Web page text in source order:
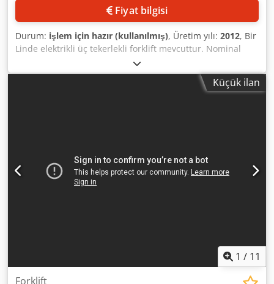
Fiyat bilgisi
Durum: işlem için hazır (kullanılmış), Üretim yılı: 2012, Bir
Linde elektrikli üç tekerlekli forklift mevcuttur. Nominal
kapasite: 1200kg, tahrik tipi: elektrikli, akü gerilimi: 24V,
nominal kapasite: 575Ah-625Ah, kaldırma yüksekliği:
3150mm, serbest kaldırma: 150mm. Boyutlar X/Y/Z:Küçük ilan
1 / 11
Forklift